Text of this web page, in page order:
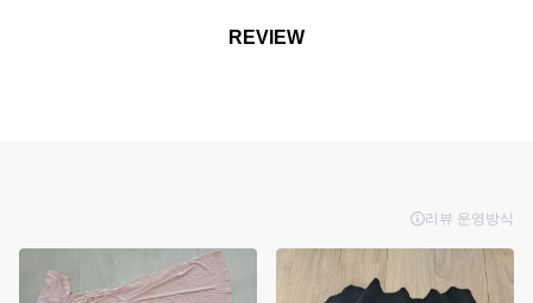
REVIEW